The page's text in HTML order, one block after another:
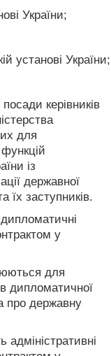
України;
установі України;
керівників
для
із
державної
їх заступників.
у
для
дипломатичної
про державну
адміністративні